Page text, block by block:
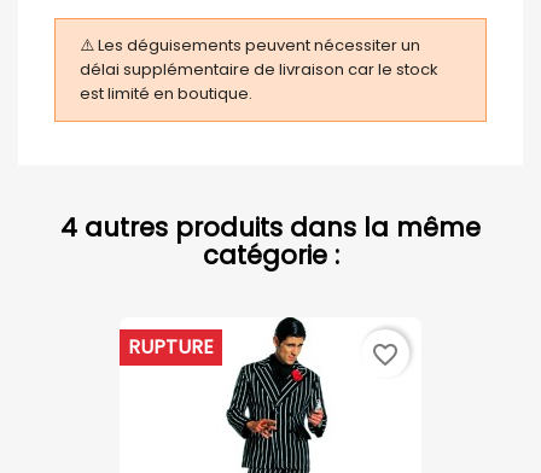
⚠️ Les déguisements peuvent nécessiter un
délai supplémentaire de livraison car le stock
est limité en boutique.
4 autres produits dans la même
catégorie :
RUPTURE favorite_border